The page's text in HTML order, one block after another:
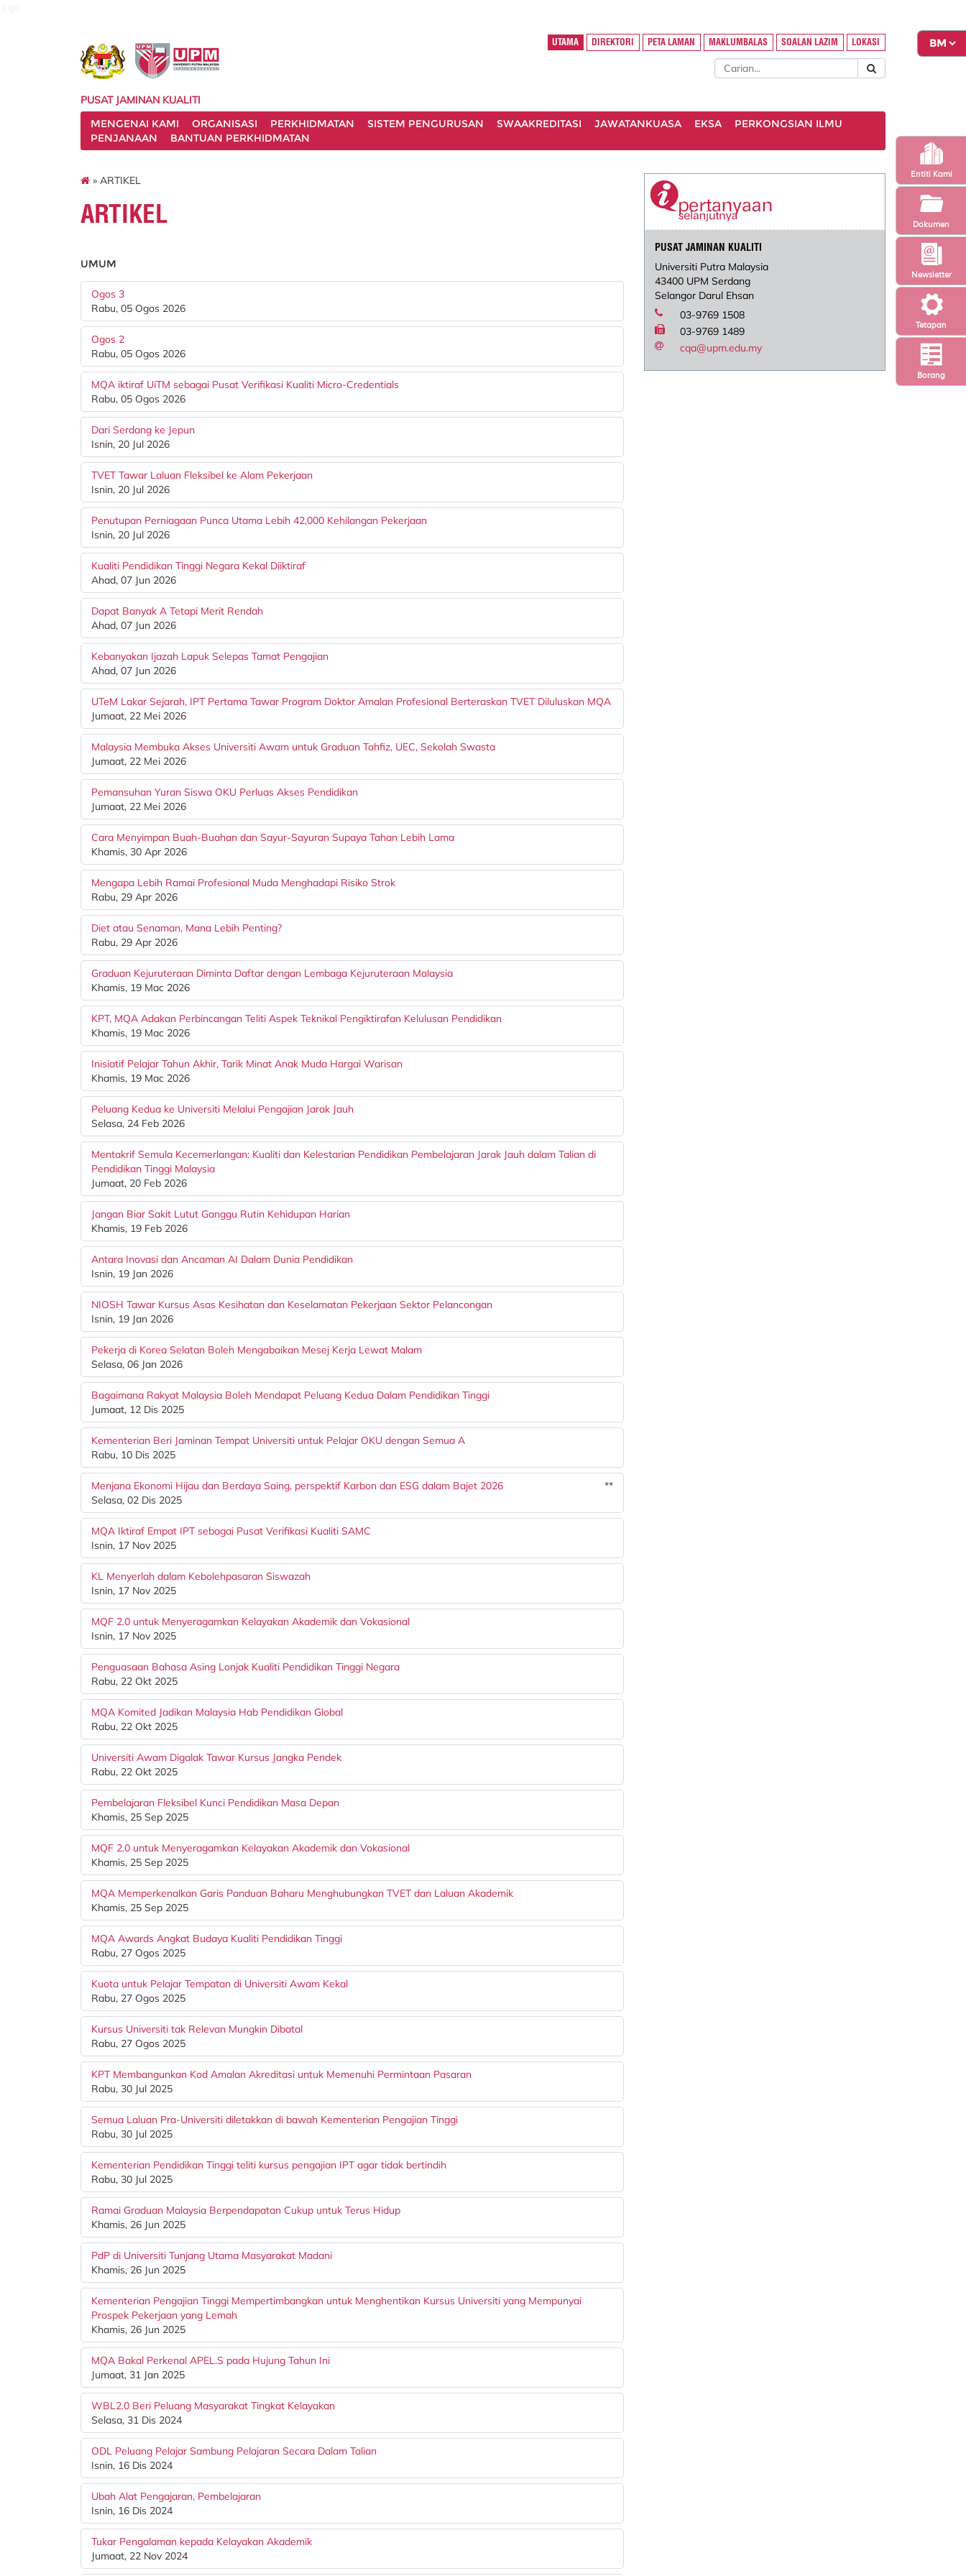
Tetapan
Newsletter
Borang
Entiti Kami
Dokumen
UTAMA DIREKTORI PETA LAMAN MAKLUMBALAS SOALAN LAZIM LOKASI
PUSAT JAMINAN KUALITI
MENGENAI KAMI
ORGANISASI PERKHIDMATAN SISTEM PENGURUSAN SWAAKREDITASI JAWATANKUASA EKSA
PERKONGSIAN ILMU
PENJANAAN
BANTUAN PERKHIDMATAN
» ARTIKEL
ARTIKEL
UMUM
Ogos 3
Rabu, 05 Ogos 2026
Ogos 2
Rabu, 05 Ogos 2026
MQA iktiraf UiTM sebagai Pusat Verifikasi Kualiti Micro-Credentials
Rabu, 05 Ogos 2026
Dari Serdang ke Jepun
Isnin, 20 Jul 2026
TVET Tawar Laluan Fleksibel ke Alam Pekerjaan
Isnin, 20 Jul 2026
Penutupan Perniagaan Punca Utama Lebih 42,000 Kehilangan Pekerjaan
Isnin, 20 Jul 2026
Kualiti Pendidikan Tinggi Negara Kekal Diiktiraf
Ahad, 07 Jun 2026
Dapat Banyak A Tetapi Merit Rendah
Ahad, 07 Jun 2026
Kebanyakan Ijazah Lapuk Selepas Tamat Pengajian
Ahad, 07 Jun 2026
UTeM Lakar Sejarah, IPT Pertama Tawar Program Doktor Amalan Profesional Berteraskan TVET Diluluskan MQA
Jumaat, 22 Mei 2026
Malaysia Membuka Akses Universiti Awam untuk Graduan Tahfiz, UEC, Sekolah Swasta
Jumaat, 22 Mei 2026
Pemansuhan Yuran Siswa OKU Perluas Akses Pendidikan
Jumaat, 22 Mei 2026
Cara Menyimpan Buah-Buahan dan Sayur-Sayuran Supaya Tahan Lebih Lama
Khamis, 30 Apr 2026
Mengapa Lebih Ramai Profesional Muda Menghadapi Risiko Strok
Rabu, 29 Apr 2026
Diet atau Senaman, Mana Lebih Penting?
Rabu, 29 Apr 2026
Graduan Kejuruteraan Diminta Daftar dengan Lembaga Kejuruteraan Malaysia
Khamis, 19 Mac 2026
KPT, MQA Adakan Perbincangan Teliti Aspek Teknikal Pengiktirafan Kelulusan Pendidikan
Khamis, 19 Mac 2026
Inisiatif Pelajar Tahun Akhir, Tarik Minat Anak Muda Hargai Warisan
Khamis, 19 Mac 2026
Peluang Kedua ke Universiti Melalui Pengajian Jarak Jauh
Selasa, 24 Feb 2026
Mentakrif Semula Kecemerlangan: Kualiti dan Kelestarian Pendidikan Pembelajaran Jarak Jauh dalam Talian di
Pendidikan Tinggi Malaysia
Jumaat, 20 Feb 2026
Jangan Biar Sakit Lutut Ganggu Rutin Kehidupan Harian
Khamis, 19 Feb 2026
Antara Inovasi dan Ancaman AI Dalam Dunia Pendidikan
Isnin, 19 Jan 2026
NIOSH Tawar Kursus Asas Kesihatan dan Keselamatan Pekerjaan Sektor Pelancongan
Isnin, 19 Jan 2026
Pekerja di Korea Selatan Boleh Mengabaikan Mesej Kerja Lewat Malam
Selasa, 06 Jan 2026
Bagaimana Rakyat Malaysia Boleh Mendapat Peluang Kedua Dalam Pendidikan Tinggi
Jumaat, 12 Dis 2025
Kementerian Beri Jaminan Tempat Universiti untuk Pelajar OKU dengan Semua A
Rabu, 10 Dis 2025
Menjana Ekonomi Hijau dan Berdaya Saing, perspektif Karbon dan ESG dalam Bajet 2026
Selasa, 02 Dis 2025
**
MQA Iktiraf Empat IPT sebagai Pusat Verifikasi Kualiti SAMC
Isnin, 17 Nov 2025
KL Menyerlah dalam Kebolehpasaran Siswazah
Isnin, 17 Nov 2025
MQF 2.0 untuk Menyeragamkan Kelayakan Akademik dan Vokasional
Isnin, 17 Nov 2025
Penguasaan Bahasa Asing Lonjak Kualiti Pendidikan Tinggi Negara
Rabu, 22 Okt 2025
MQA Komited Jadikan Malaysia Hab Pendidikan Global
Rabu, 22 Okt 2025
Universiti Awam Digalak Tawar Kursus Jangka Pendek
Rabu, 22 Okt 2025
Pembelajaran Fleksibel Kunci Pendidikan Masa Depan
Khamis, 25 Sep 2025
MQF 2.0 untuk Menyeragamkan Kelayakan Akademik dan Vokasional
Khamis, 25 Sep 2025
MQA Memperkenalkan Garis Panduan Baharu Menghubungkan TVET dan Laluan Akademik
Khamis, 25 Sep 2025
MQA Awards Angkat Budaya Kualiti Pendidikan Tinggi
Rabu, 27 Ogos 2025
Kuota untuk Pelajar Tempatan di Universiti Awam Kekal
Rabu, 27 Ogos 2025
Kursus Universiti tak Relevan Mungkin Dibatal
Rabu, 27 Ogos 2025
KPT Membangunkan Kod Amalan Akreditasi untuk Memenuhi Permintaan Pasaran
Rabu, 30 Jul 2025
Semua Laluan Pra-Universiti diletakkan di bawah Kementerian Pengajian Tinggi
Rabu, 30 Jul 2025
Kementerian Pendidikan Tinggi teliti kursus pengajian IPT agar tidak bertindih
Rabu, 30 Jul 2025
Ramai Graduan Malaysia Berpendapatan Cukup untuk Terus Hidup
Khamis, 26 Jun 2025
PdP di Universiti Tunjang Utama Masyarakat Madani
Khamis, 26 Jun 2025
Kementerian Pengajian Tinggi Mempertimbangkan untuk Menghentikan Kursus Universiti yang Mempunyai
Prospek Pekerjaan yang Lemah
Khamis, 26 Jun 2025
MQA Bakal Perkenal APEL.S pada Hujung Tahun Ini
Jumaat, 31 Jan 2025
WBL2.0 Beri Peluang Masyarakat Tingkat Kelayakan
Selasa, 31 Dis 2024
ODL Peluang Pelajar Sambung Pelajaran Secara Dalam Talian
Isnin, 16 Dis 2024
Ubah Alat Pengajaran, Pembelajaran
Isnin, 16 Dis 2024
Tukar Pengalaman kepada Kelayakan Akademik
Jumaat, 22 Nov 2024
PUSAT JAMINAN KUALITI
Universiti Putra Malaysia
43400 UPM Serdang
Selangor Darul Ehsan
03-9769 1508
03-9769 1489
cqa@upm.edu.my